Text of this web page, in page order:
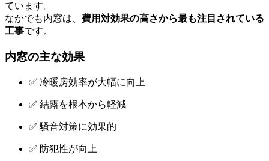
ています。
なかでも内窓は、 費用対効果の高さから最も注目されている
工事です。
内窓の主な効果
✅ 冷暖房効率が大幅に向上
✅ 結露を根本から軽減
✅ 騒音対策に効果的
✅ 防犯性が向上